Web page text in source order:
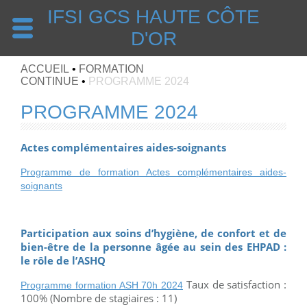
IFSI GCS HAUTE CÔTE
D'OR
ACCUEIL • FORMATION
CONTINUE • PROGRAMME 2024
PROGRAMME 2024
Actes complémentaires aides-soignants
Programme de formation Actes complémentaires aides-
soignants
Participation aux soins d’hygiène, de confort et de
bien-être de la personne âgée au sein des EHPAD :
le rôle de l’ASHQ
Programme formation ASH 70h 2024 Taux de satisfaction :
100% (Nombre de stagiaires : 11)